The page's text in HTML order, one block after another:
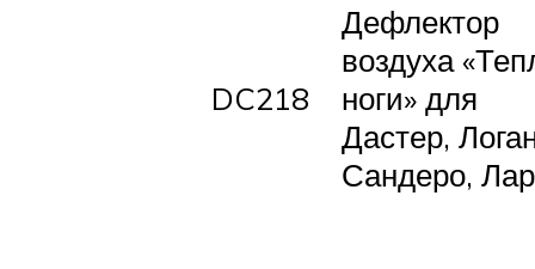
DC218
Дефлектор
воздуха
ноги» для
Дастер,
Сандеро,